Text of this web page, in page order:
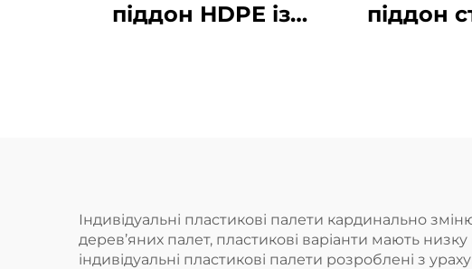
піддон HDPE із
піддон
на
Індивідуальні пластикові палети кардинально
дерев’яних палет, пластикові варіанти мають
індивідуальні пластикові палети розроблені з